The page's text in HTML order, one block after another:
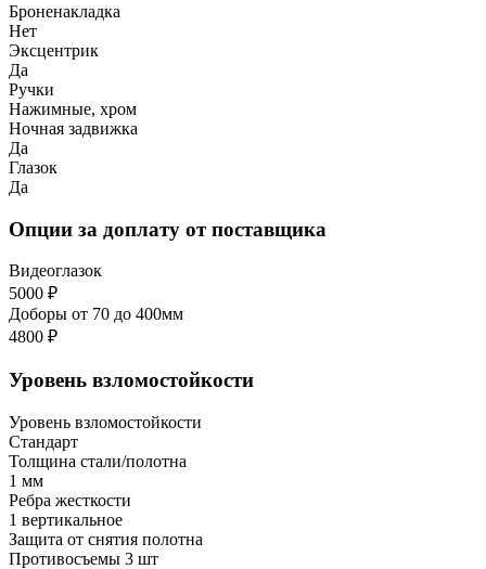
Броненакладка
Нет
Эксцентрик
Да
Ручки
Нажимные, хром
Ночная задвижка
Да
Глазок
Да
Опции за доплату от поставщика
Видеоглазок
5000 ₽
Доборы от 70 до 400мм
4800 ₽
Уровень взломостойкости
Уровень взломостойкости
Стандарт
Толщина стали/полотна
1 мм
Ребра жесткости
1 вертикальное
Защита от снятия полотна
Противосъемы 3 шт